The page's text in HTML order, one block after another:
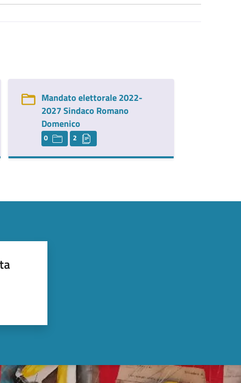
Mandato elettorale 2022-
2027 Sindaco Romano
Domenico
0 2